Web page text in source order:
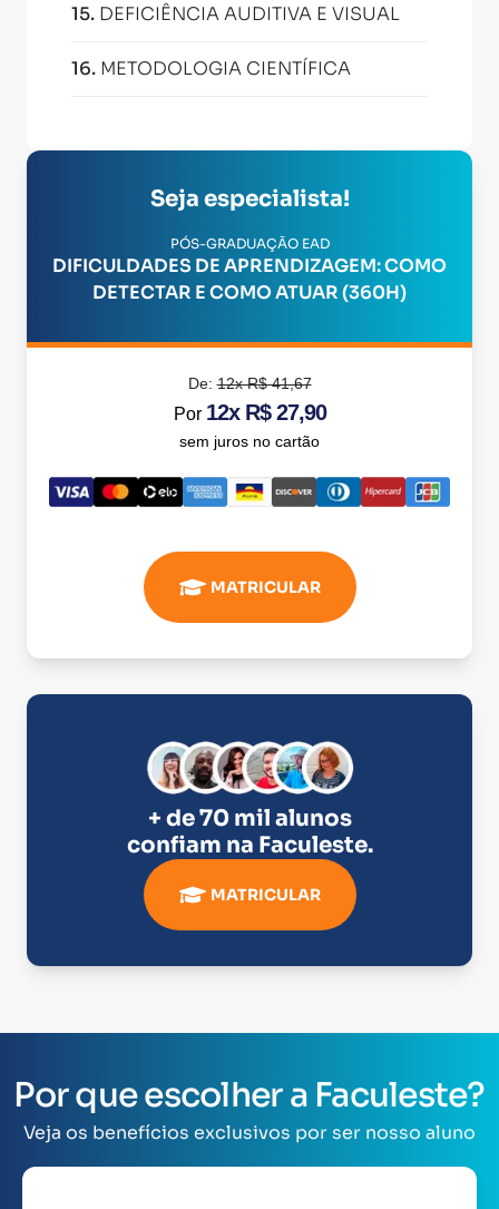
15. DEFICIÊNCIA AUDITIVA E VISUAL
16. METODOLOGIA CIENTÍFICA
Seja especialista!
PÓS-GRADUAÇÃO EAD
DIFICULDADES DE APRENDIZAGEM: COMO
DETECTAR E COMO ATUAR (360H)
De:12x R$ 41,67
Por 12x R$ 27,90
sem juros no cartão
MATRICULAR
+ de 70 mil alunos
confiam na Faculeste.
MATRICULAR
Por que escolher a Faculeste?
Veja os benefícios exclusivos por ser nosso aluno